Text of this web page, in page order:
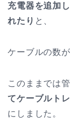
充電器を追加
れたり と、
ケーブルの数
このままでは
てケーブルト
にしました。